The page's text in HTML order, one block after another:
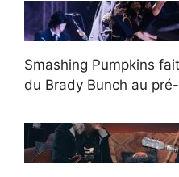
Smashing Pumpkins
du Brady Bunch au